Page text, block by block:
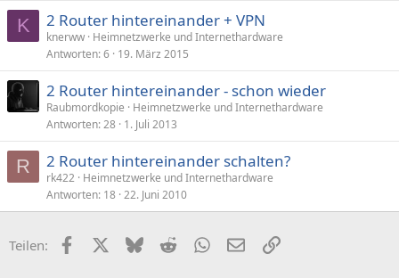
K 2 Router hintereinander + VPN
knerww Heimnetzwerke und Internethardware
Antworten 6 19. März 2015
2 Router hintereinander - schon wieder
Raubmordkopie
Heimnetzwerke und Internethardware
Antworten 28 1. Juli 2013
R 2 Router hintereinander schalten?
rk422 Heimnetzwerke und Internethardware
Antworten 18 22. Juni 2010
Teilen: FacebookX (Twitter)
BlueskyRedditWhatsApp
E-MailLink